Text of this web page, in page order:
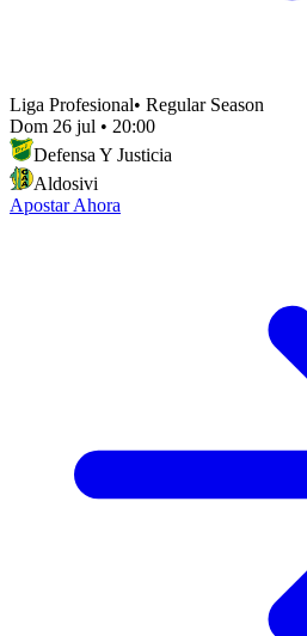
Liga Profesional• Regular Season
Dom 26 jul • 20:00
Defensa Y Justicia
Aldosivi
Apostar Ahora